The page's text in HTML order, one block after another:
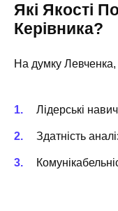
Які Якості
Керівника?
На думку
Лідерські
Здатність